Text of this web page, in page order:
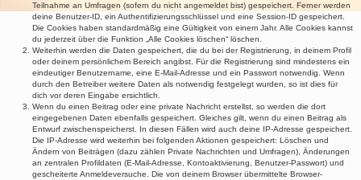
Teilnahme an Umfragen (sofern du nicht angemeldet bist) gespeichert. Ferner werden
deine Benutzer-ID, ein Authentifizierungsschlüssel und eine Session-ID gespeichert.
Die Cookies haben standardmäßig eine Gültigkeit von einem Jahr. Alle Cookies kannst
du jederzeit über die Funktion „Alle Cookies löschen“ löschen.
Weiterhin werden die Daten gespeichert, die du bei der Registrierung, in deinem Profil
oder deinem persönlichem Bereich angibst. Für die Registrierung sind mindestens ein
eindeutiger Benutzername, eine E-Mail-Adresse und ein Passwort notwendig. Wenn
durch den Betreiber weitere Daten als notwendig festgelegt wurden, so ist dies für
dich vor deren Eingabe ersichtlich.
Wenn du einen Beitrag oder eine private Nachricht erstellst, so werden die dort
eingegebenen Daten ebenfalls gespeichert. Gleiches gilt, wenn du einen Beitrag als
Entwurf zwischenspeicherst. In diesen Fällen wird auch deine IP-Adresse gespeichert.
Die IP-Adresse wird weiterhin bei folgenden Aktionen gespeichert: Löschen und
Ändern von Beiträgen (dazu zählen Private Nachrichten und Umfragen), Änderungen
an zentralen Profildaten (E-Mail-Adresse, Kontoaktivierung, Benutzer-Passwort) und
gescheiterte Anmeldeversuche. Die von deinem Browser übermittelte Browser-